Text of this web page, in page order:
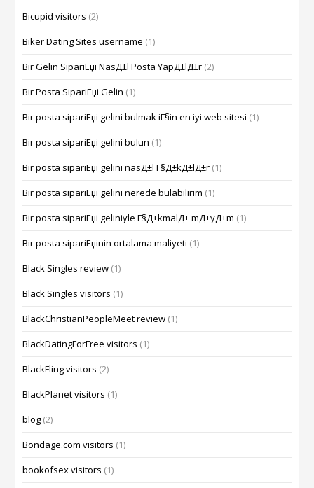
Bicupid visitors (2)
Biker Dating Sites username (1)
Bir Gelin SipariЕџi NasД±l Posta YapД±lД±r (2)
Bir Posta SipariЕџi Gelin (1)
Bir posta sipariЕџi gelini bulmak iГ§in en iyi web sitesi (1)
Bir posta sipariЕџi gelini bulun (1)
Bir posta sipariЕџi gelini nasД±l Г§Д±kД±lД±r (1)
Bir posta sipariЕџi gelini nerede bulabilirim (1)
Bir posta sipariЕџi geliniyle Г§Д±kmalД± mД±yД±m (1)
Bir posta sipariЕџinin ortalama maliyeti (1)
Black Singles review (1)
Black Singles visitors (1)
BlackChristianPeopleMeet review (1)
BlackDatingForFree visitors (1)
BlackFling visitors (2)
BlackPlanet visitors (1)
blog (2)
Bondage.com visitors (1)
bookofsex visitors (1)